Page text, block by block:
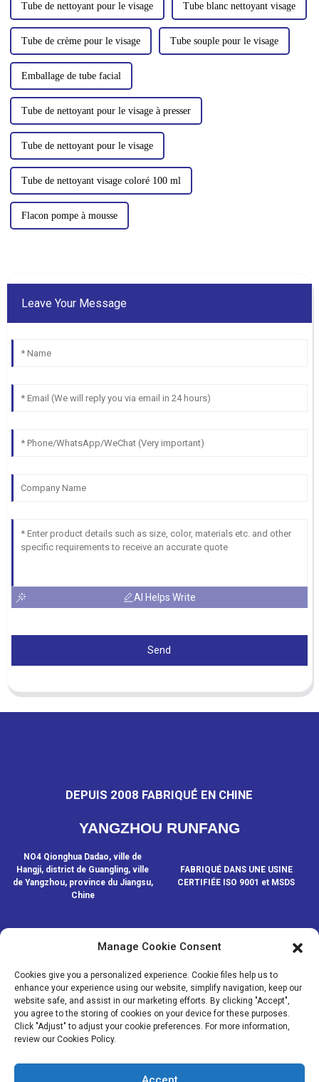
Tube de nettoyant pour le visage Tube blanc nettoyant visage
Tube de crème pour le visage Tube souple pour le visage
Emballage de tube facial
Tube de nettoyant pour le visage à presser
Tube de nettoyant pour le visage
Tube de nettoyant visage coloré 100 ml
Flacon pompe à mousse
Leave Your Message
AI Helps Write
Send
DEPUIS 2008 FABRIQUÉ EN CHINE
YANGZHOU RUNFANG
NO4 Qionghua Dadao, ville de
Hangji, district de Guangling, ville
de Yangzhou, province du Jiangsu,
Chine
FABRIQUÉ DANS UNE USINE
CERTIFIÉE ISO 9001 et MSDS
CONTACTEZ-NOUS
© COPYRIGHT - 2020-2024 : TOUS DROITS RÉSERVÉS.- Plan du
site- SitemapTrans - Recherche principale
MÉDIAS
NOUVELLES
Manage Cookie Consent
Cookies give you a personalized experience. Cookie files help us to
enhance your experience using our website, simplify navigation, keep our
website safe, and assist in our marketing efforts. By clicking "Accept",
you agree to the storing of cookies on your device for these purposes.
Click "Adjust" to adjust your cookie preferences. For more information,
review our Cookies Policy.